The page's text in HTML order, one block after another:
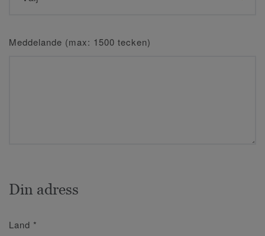
Meddelande (max: 1500 tecken)
Din adress
Land *